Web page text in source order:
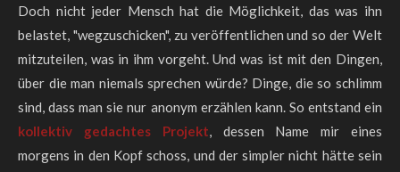
Doch nicht jeder Mensch hat die Möglichkeit, das was ihn
belastet, "wegzuschicken", zu veröffentlichen und so der Welt
mitzuteilen, was in ihm vorgeht. Und was ist mit den Dingen,
über die man niemals sprechen würde? Dinge, die so schlimm
sind, dass man sie nur anonym erzählen kann. So entstand ein
kollektiv gedachtes Projekt, dessen Name mir eines
morgens in den Kopf schoss, und der simpler nicht hätte sein